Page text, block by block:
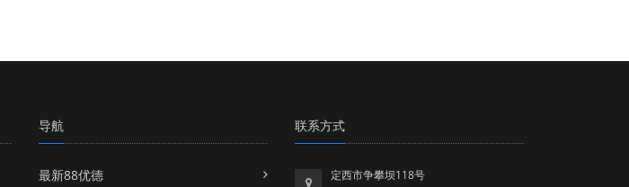
导航
最新88优德
联系方式
定西市争攀坝118号